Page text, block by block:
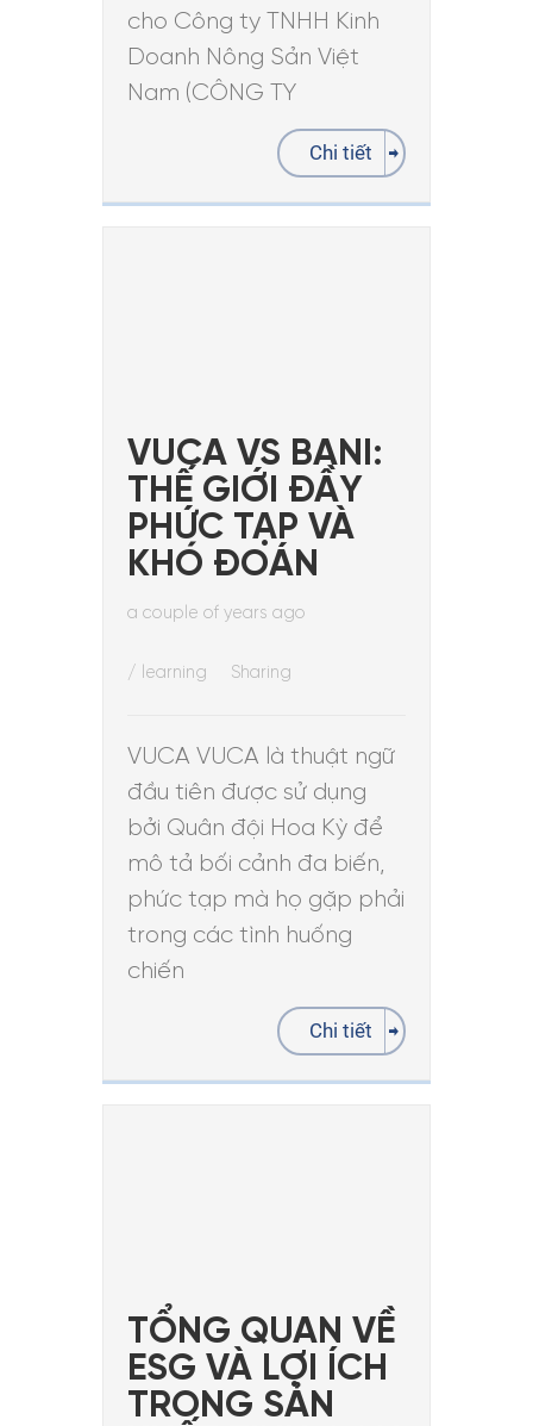
cho Công ty TNHH Kinh
Doanh Nông Sản Việt
Nam (CÔNG TY
Chi tiết
VUCA VS BANI:
THẾ GIỚI ĐẦY
PHỨC TẠP VÀ
KHÓ ĐOÁN
a couple of years ago
/ learning Sharing
VUCA VUCA là thuật ngữ
đầu tiên được sử dụng
bởi Quân đội Hoa Kỳ để
mô tả bối cảnh đa biến,
phức tạp mà họ gặp phải
trong các tình huống
chiến
Chi tiết
TỔNG QUAN VỀ
ESG VÀ LỢI ÍCH
TRONG SẢN